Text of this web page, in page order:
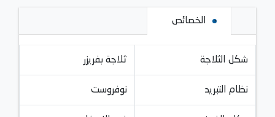
الخصائص
شكل الثلاجة ثلاجة بفريزر
نظام التبريد نوفروست